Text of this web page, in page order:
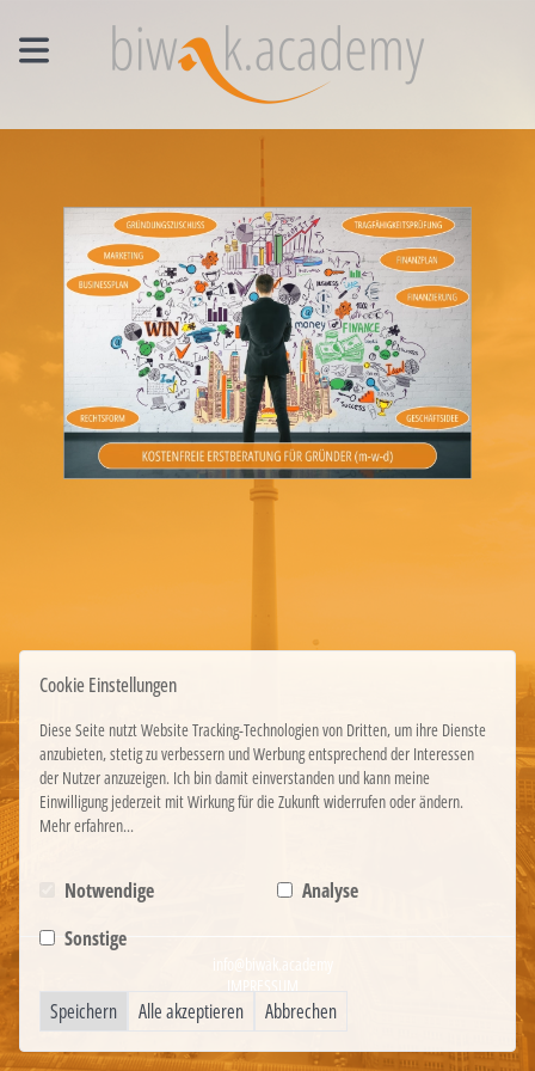
UNTERNEHMENS- UND VERTRIEBSFACHWIRT®
IMPRESSUM
Cookie Einstellungen
Diese Seite nutzt Website Tracking-Technologien von Dritten, um ihre Dienste
anzubieten, stetig zu verbessern und Werbung entsprechend der Interessen
der Nutzer anzuzeigen. Ich bin damit einverstanden und kann meine
Einwilligung jederzeit mit Wirkung für die Zukunft widerrufen oder ändern.
Mehr erfahren...
Notwendige
Analyse
Sonstige
Speichern Alle akzeptieren Abbrechen